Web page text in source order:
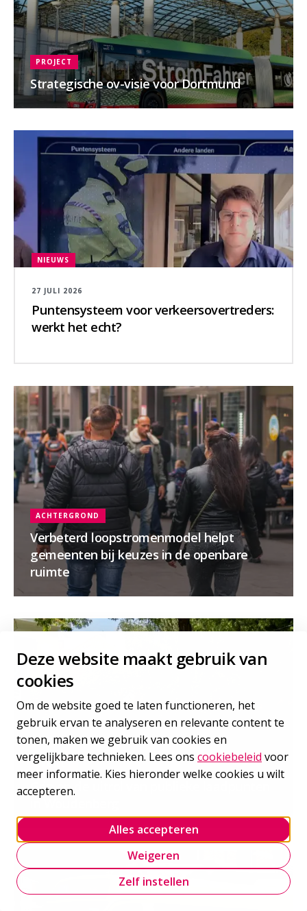
Deze website maakt gebruik van
cookies
Om de website goed te laten functioneren, het
gebruik ervan te analyseren en relevante content te
tonen, maken we gebruik van cookies en
vergelijkbare technieken. Lees ons cookiebeleid voor
meer informatie. Kies hieronder welke cookies u wilt
accepteren.
Alles accepteren
Weigeren
Zelf instellen
Strategische ov-visie voor Dortmund
PROJECT
Puntensysteem voor verkeersovertreders:
werkt het echt?
27 JULI 2026
NIEUWS
Verbeterd loopstromenmodel helpt
gemeenten bij keuzes in de openbare
ruimte
ACHTERGROND
Grip op de uitrol van publieke laadpunten
in Woudenberg
PROJECT